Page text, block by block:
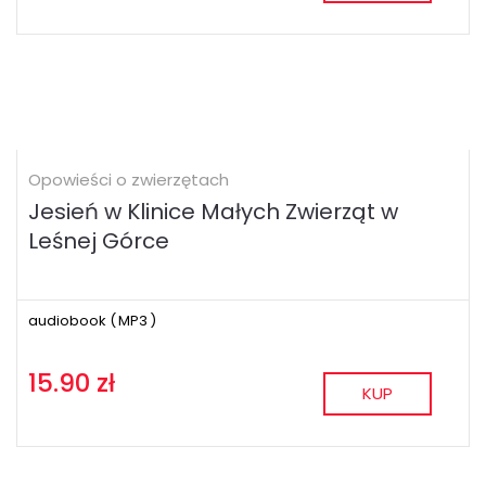
Opowieści o zwierzętach
Jesień w Klinice Małych Zwierząt w
Leśnej Górce
audiobook (MP3 )
15.90 zł KUP